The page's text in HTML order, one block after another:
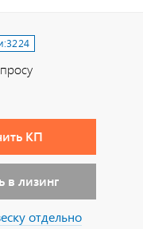
3224
КП
в лизинг
отдельно